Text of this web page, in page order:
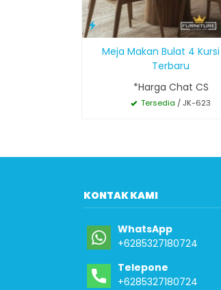
Meja Makan Bulat 4
Terbaru
*Harga Chat CS
Tersedia / JK-623
KONTAK KAMI
WhatsApp
+6285327180724
Telepone
+6285327180724